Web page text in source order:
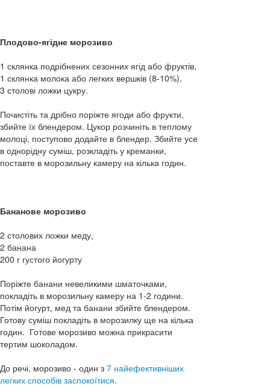
Плодово-ягідне морозиво
1 склянка подрібнених сезонних ягід або фруктів,
1 склянка молока або легких вершків (8-10%),
3 столові ложки цукру.
Почистіть та дрібно поріжте ягоди або фрукти,
збийте їх блендером. Цукор розчиніть в теплому
молоці, поступово додайте в блендер. Збийте усе
в однорідну суміш, розкладіть у креманки,
поставте в морозильну камеру на кілька годин.
Бананове морозиво
2 столових ложки меду,
2 банана
200 г густого йогурту
Поріжте банани невеликими шматочками,
покладіть в морозильну камеру на 1-2 години.
Потім йогурт, мед та банани збийте блендером.
Готову суміш покладіть в морозилку ще на кілька
годин. Готове морозиво можна прикрасити
тертим шоколадом.
До речі, морозиво - один з 7 найефективніших
легких способів заспокоїтися.